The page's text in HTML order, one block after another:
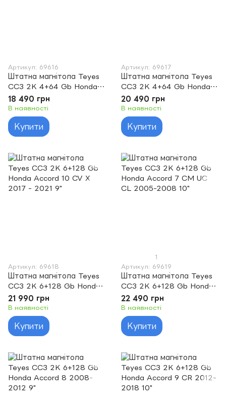
Артикул: 69616
Штатна магнітола Teyes
CC3 2K 4+64 Gb Honda
Accord 8 2008-2012 9"
18 490 грн
В наявності
Купити
Артикул: 69617
Штатна магнітола Teyes
CC3 2K 4+64 Gb Honda
Accord 9 CR 2012-2018
10"
20 490 грн
В наявності
Купити
Артикул: 69618
Штатна магнітола Teyes
CC3 2K 6+128 Gb Honda
Accord 10 CV X 2017 -
2021 9"
21 990 грн
В наявності
Купити
1
Артикул: 69619
Штатна магнітола Teyes
CC3 2K 6+128 Gb Honda
Accord 7 CM UC CL
2005-2008 10"
22 490 грн
В наявності
Купити